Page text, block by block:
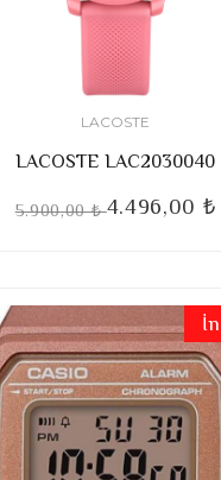
LACOSTE
LACOSTE LAC2030040
5.900,00 ₺4.496,00 ₺